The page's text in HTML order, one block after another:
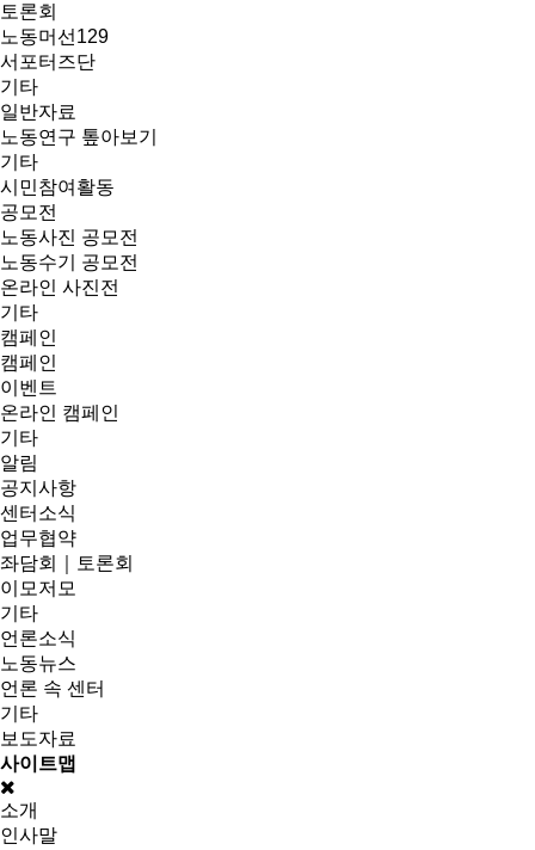
토론회
노동머선129
서포터즈단
기타
일반자료
노동연구 톺아보기
기타
시민참여활동
공모전
노동사진 공모전
노동수기 공모전
온라인 사진전
기타
캠페인
캠페인
이벤트
온라인 캠페인
기타
알림
공지사항
센터소식
업무협약
좌담회｜토론회
이모저모
기타
언론소식
노동뉴스
언론 속 센터
기타
보도자료
사이트맵
소개
인사말